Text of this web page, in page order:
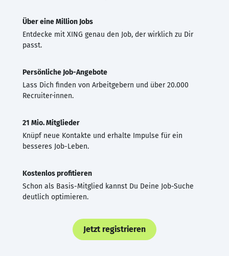
Über eine Million Jobs
Entdecke mit XING genau den Job, der wirklich zu Dir
passt.
Persönliche Job-Angebote
Lass Dich finden von Arbeitgebern und über 20.000
Recruiter·innen.
21 Mio. Mitglieder
Knüpf neue Kontakte und erhalte Impulse für ein
besseres Job-Leben.
Kostenlos profitieren
Schon als Basis-Mitglied kannst Du Deine Job-Suche
deutlich optimieren.
Jetzt registrieren